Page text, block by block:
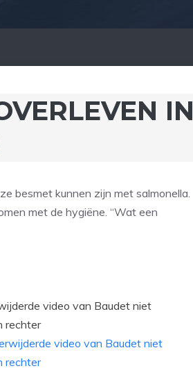
IN
besmet kunnen zijn met salmonella.
met de hygiëne. “Wat een
video van Baudet niet
rechter